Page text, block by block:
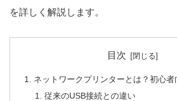
を詳しく解説します。
目次
ネットワークプリンターとは？初心者
従来のUSB接続との違い